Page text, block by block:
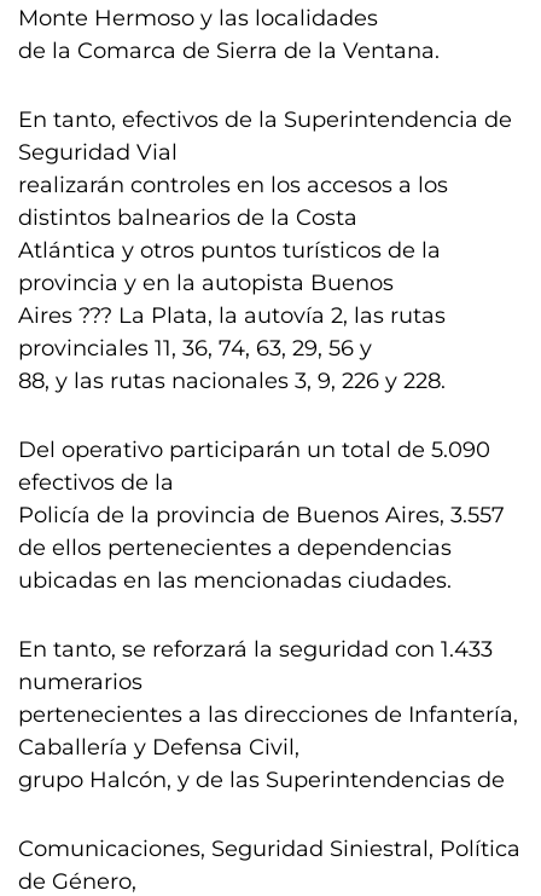
Monte Hermoso y las localidades
de la Comarca de Sierra de la Ventana.
En tanto, efectivos de la Superintendencia de
Seguridad Vial
realizarán controles en los accesos a los
distintos balnearios de la Costa
Atlántica y otros puntos turísticos de la
provincia y en la autopista Buenos
Aires ??? La Plata, la autovía 2, las rutas
provinciales 11, 36, 74, 63, 29, 56 y
88, y las rutas nacionales 3, 9, 226 y 228.
Del operativo participarán un total de 5.090
efectivos de la
Policía de la provincia de Buenos Aires, 3.557
de ellos pertenecientes a dependencias
ubicadas en las mencionadas ciudades.
En tanto, se reforzará la seguridad con 1.433
numerarios
pertenecientes a las direcciones de Infantería,
Caballería y Defensa Civil,
grupo Halcón, y de las Superintendencias de
Comunicaciones, Seguridad Siniestral, Política
de Género,